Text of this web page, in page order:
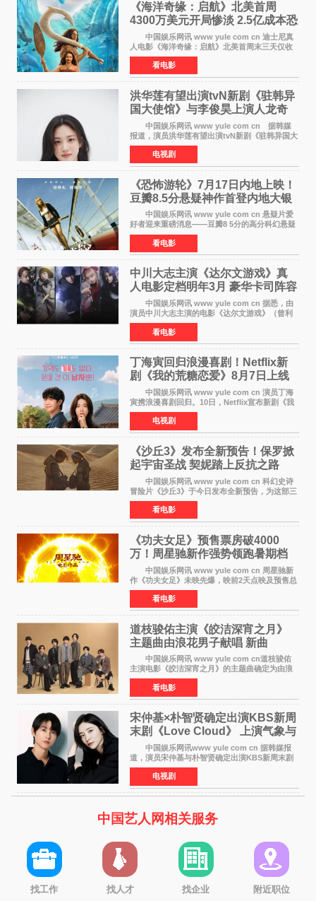
《海洋奇缘：启航》北美首周
4300万美元开局惨淡 2.5亿成本恐
巨亏1亿
中国娱乐网讯 www yule com cn 迪士尼真
人电影《海洋奇缘：启航》北美首周末三天仅收
4300万美元（开画3827馆），中国内地首周票房
仅840万元人民币，全球开画票房约9500万美
元，远低于业内
看电影
洪华莲有望出演tvN新剧《驻韩异
国大使馆》与李俊昊上演人龙奇
幻罗曼史
中国娱乐网讯 www yule com cn 据韩媒
报道，演员洪华莲有望出演tvN新剧《驻韩异国大
使馆》女主角，与李俊昊合作，引发观众期
待。 该剧讲述了一位因管理驻韩异国大使馆
（负责管理居住在大
电视剧
《恐怖游轮》7月17日内地上映！
豆瓣8.5分悬疑神作首登内地大银
中国娱乐网讯 www yule com cn 悬疑片爱
好者迎来重磅消息——豆瓣8 5分的高分科幻悬疑
电影《恐怖游轮》正式宣布定档7月17日在内地上
映。这部由英国导演克里斯托弗·史密斯执导、惊
悚片女王梅
看电影
中川大志主演《达尔文游戏》真
人电影定档明年3月 豪华卡司阵容
公开
中国娱乐网讯 www yule com cn 据悉，由
演员中川大志主演的电影《达尔文游戏》（曾利
文彦执导）将于明年3月12日上映，该消息于7月9
日公布。 本片为累计发行量突破1000万册的
同名漫画的真
看电影
丁海寅回归浪漫喜剧！Netflix新
剧《我的荒糖恋爱》8月7日上线
中国娱乐网讯 www yule com cn 演员丁海
寅携浪漫喜剧回归。10日，Netflix宣布新剧《我
的荒糖恋爱》将于下月7日上线。 《我的荒糖
恋爱》是一部浪漫喜剧，讲述患上失忆症的检察
官高恩彩与
电视剧
《沙丘3》发布全新预告！保罗掀
起宇宙圣战 契妮踏上反抗之路
中国娱乐网讯 www yule com cn 科幻史诗
冒险片《沙丘3》于今日发布全新预告，为这部三
部曲最终章揭开神秘面纱。预告中展现了17年过
去后，保罗·厄崔迪以穆阿迪布之名登基称帝，发
动了一场
看电影
《功夫女足》预售票房破4000
万！周星驰新作强势领跑暑期档
中国娱乐网讯 www yule com cn 周星驰新
作《功夫女足》未映先爆，映前2天点映及预售总
票房已突破4000万大关，成为暑期档最受期待的
电影之一。这部融合功夫元素与足球题材的喜剧
电影，将于7月
看电影
道枝骏佑主演《皎洁深宵之月》
主题曲由浪花男子献唱 新曲
《Moonlit》预告公开
中国娱乐网讯 www yule com cn道枝骏佑
主演电影《皎洁深宵之月》的主题曲确定为由浪
花男子演唱的新曲《Moonlit》。使用该乐曲的最
新预告片也已制作完成。 本片讲述的是市村
琥珀（道枝骏佑
看电影
宋仲基×朴智贤确定出演KBS新周
末剧《Love Cloud》 上演气象与
诅咒交织的奇幻爱情
中国娱乐网讯www yule com cn 据韩媒报
道，演员宋仲基与朴智贤确定出演KBS新周末剧
《Love Cloud》，分别担任男女主角。该剧预计
将于明年播出，引发观众期待。 《Love
Cloud》讲述了一位
电视剧
中国艺人网相关服务
找工作 找人才 找企业 附近职位